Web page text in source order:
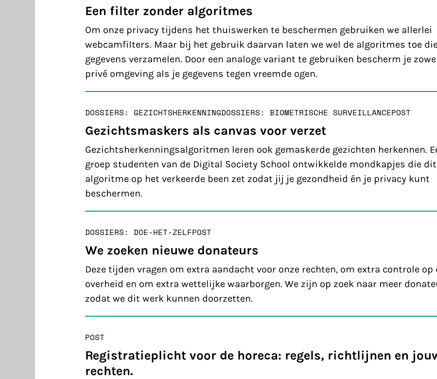
Een filter zonder algoritmes
Om onze privacy tijdens het thuiswerken te beschermen gebruiken we allerlei
webcamfilters. Maar bij het gebruik daarvan laten we wel de algoritmes toe
gegevens verzamelen. Door een analoge variant te gebruiken bescherm je
privé omgeving als je gegevens tegen vreemde ogen.
DOSSIERS: GEZICHTSHERKENNINGDOSSIERS: BIOMETRISCHE SURVEILLANCEPOST
Gezichtsmaskers als canvas voor verzet
Gezichtsherkenningsalgoritmen leren ook gemaskerde gezichten herkennen.
groep studenten van de Digital Society School ontwikkelde mondkapjes die dit
algoritme op het verkeerde been zet zodat jij je gezondheid én je privacy kunt
beschermen.
DOSSIERS: DOE-HET-ZELFPOST
We zoeken nieuwe donateurs
Deze tijden vragen om extra aandacht voor onze rechten, om extra controle op
overheid en om extra wettelijke waarborgen. We zijn op zoek naar meer
zodat we dit werk kunnen doorzetten.
POST
Registratieplicht voor de horeca: regels, richtlijnen en
rechten.